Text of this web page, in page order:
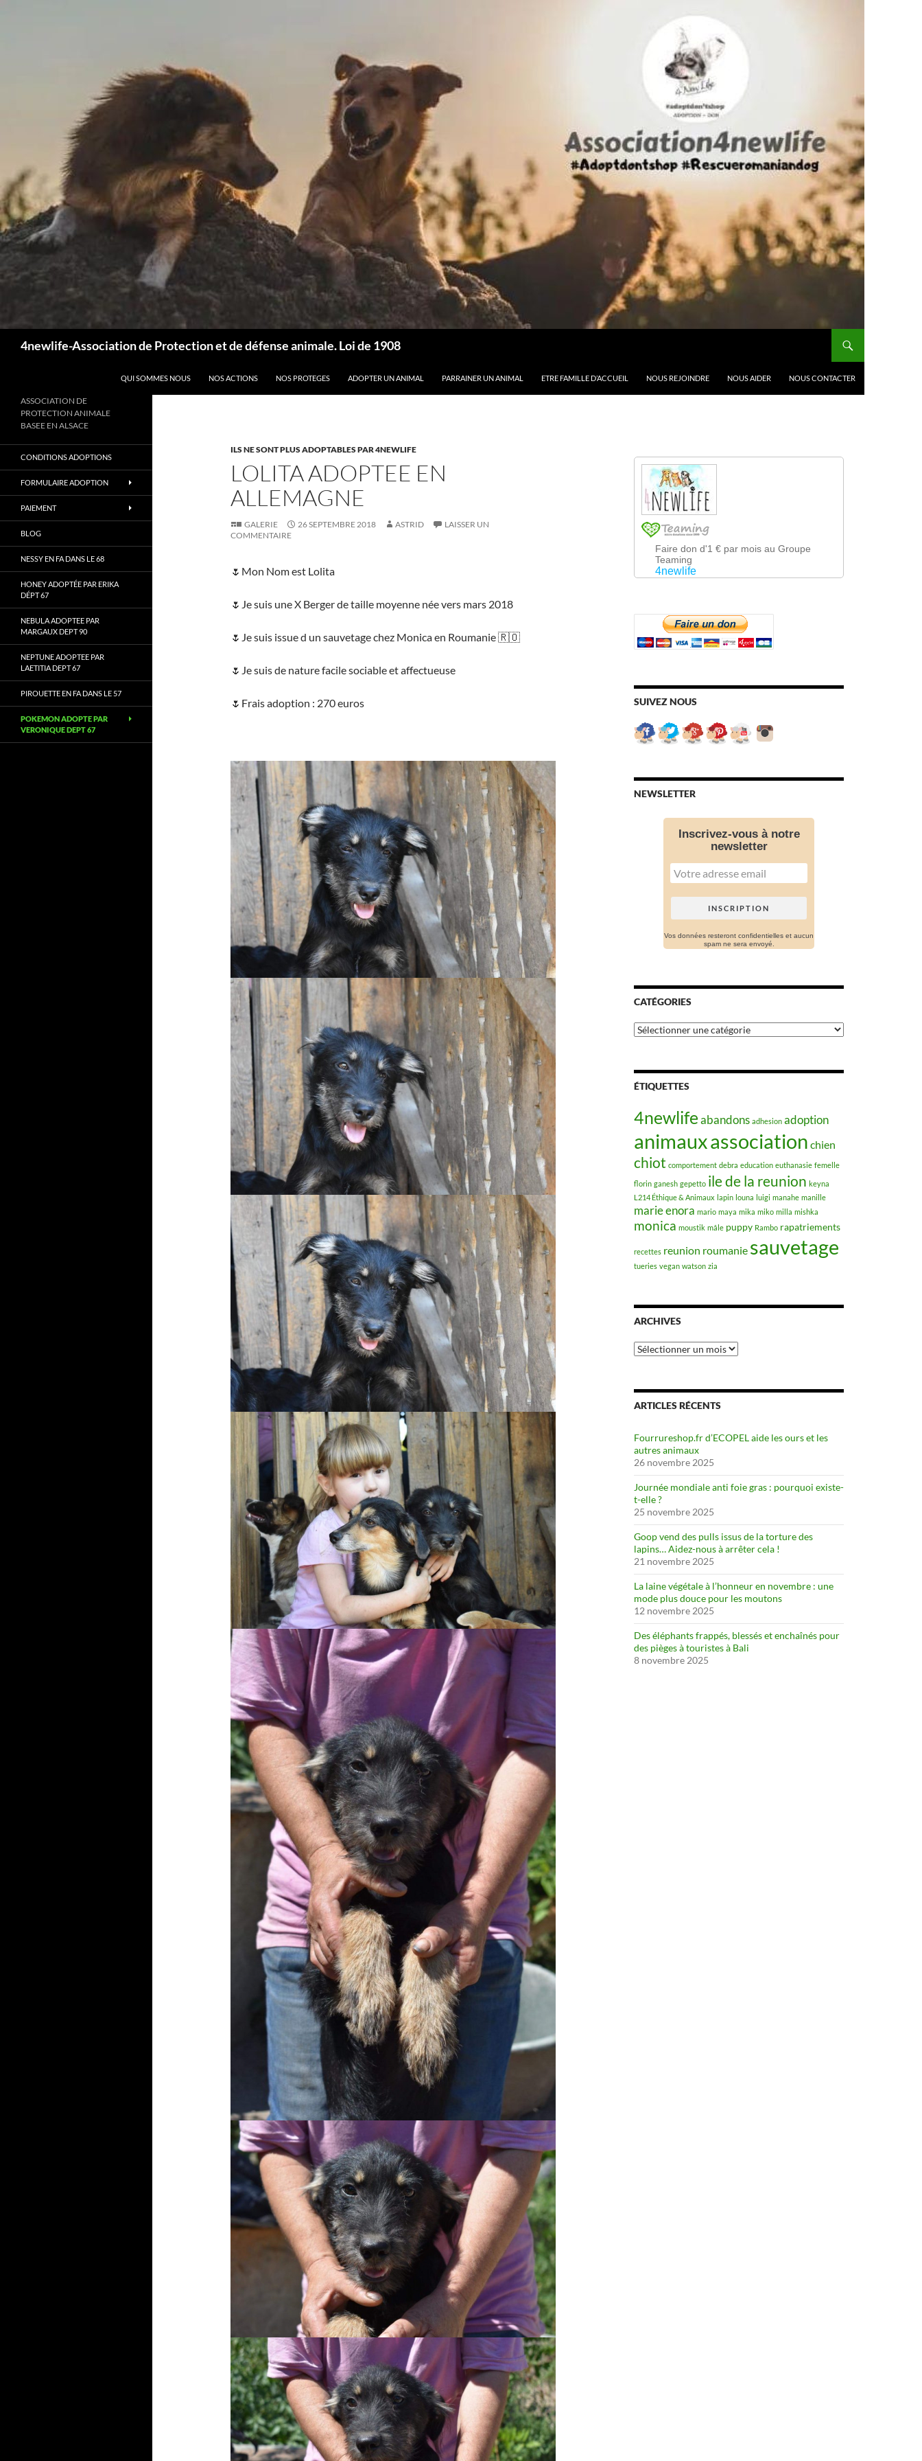
4newlife-Association de Protection et de défense animale. Loi de 1908
QUI SOMMES NOUS
NOS ACTIONS NOS PROTEGES ADOPTER UN ANIMAL PARRAINER UN ANIMAL ETRE FAMILLE D’ACCUEIL NOUS REJOINDRE NOUS AIDER NOUS CONTACTER
ILS NE SONT PLUS ADOPTABLES PAR 4NEWLIFE
LOLITA ADOPTEE EN
ALLEMAGNE
GALERIE 26 SEPTEMBRE 2018 ASTRID
LAISSER UN
COMMENTAIRE
🌷Mon Nom est Lolita
🌷Je suis une X Berger de taille moyenne née vers mars 2018
🌷Je suis issue d un sauvetage chez Monica en Roumanie 🇷🇴
🌷Je suis de nature facile sociable et affectueuse
🌷Frais adoption : 270 euros SUIVEZ NOUS
NEWSLETTER
Inscrivez-vous à notre
newsletter
Vos données resteront confidentielles et aucun
spam ne sera envoyé.
CATÉGORIES
Catégories
ÉTIQUETTES
4newlifeabandons adhesion adoption
animauxassociation chien
chiot comportement debra education euthanasie femelle
florin ganesh gepetto ile de la reunion keyna
L214 Éthique & Animaux lapin louna luigi manahe manille
marie enora mario maya mika miko milla mishka
monica moustik mâle puppy Rambo rapatriements
recettes reunion roumanie sauvetage
tueries vegan watson zia
ARCHIVES
Archives
ARTICLES RÉCENTS
Fourrureshop.fr d’ECOPEL aide les ours et les
autres animaux
26 novembre 2025
Journée mondiale anti foie gras : pourquoi existe-
t-elle ?
25 novembre 2025
Goop vend des pulls issus de la torture des
lapins… Aidez-nous à arrêter cela !
21 novembre 2025
La laine végétale à l’honneur en novembre : une
mode plus douce pour les moutons
12 novembre 2025
Des éléphants frappés, blessés et enchaînés pour
des pièges à touristes à Bali
8 novembre 2025
ASSOCIATION DE
PROTECTION ANIMALE
BASEE EN ALSACE
CONDITIONS ADOPTIONS
FORMULAIRE ADOPTION
PAIEMENT
BLOG
NESSY EN FA DANS LE 68
HONEY ADOPTÉE PAR ERIKA
DÉPT 67
NEBULA ADOPTEE PAR
MARGAUX DEPT 90
NEPTUNE ADOPTEE PAR
LAETITIA DEPT 67
PIROUETTE EN FA DANS LE 57
POKEMON ADOPTE PAR
VERONIQUE DEPT 67